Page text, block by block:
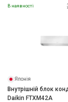
В наявності
Японія
Внутрішній блок
Daikin FTXM42A